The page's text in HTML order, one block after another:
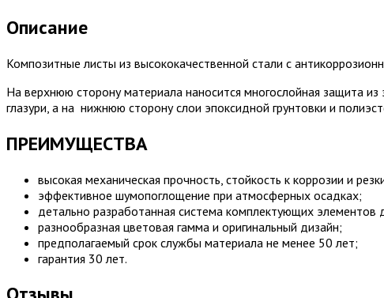
Описание
Композитные листы из высококачественной стали с
На верхнюю сторону материала наносится многослойная защита
глазури, а на нижнюю сторону слои эпоксидной грунтовки и
ПРЕИМУЩЕСТВА
высокая механическая прочность, стойкость к коррозии и
эффективное шумопоглощение при атмосферных осадках;
детально разработанная система комплектующих
разнообразная цветовая гамма и оригинальный дизайн;
предполагаемый срок службы материала не менее 50 лет;
гарантия 30 лет.